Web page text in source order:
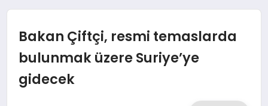
DÜNYA
SİYASET
Bakan Çiftçi, resmi temaslarda
bulunmak üzere Suriye’ye
gidecek